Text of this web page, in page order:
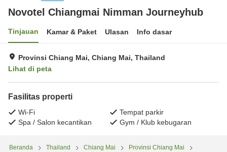
Novotel Chiangmai Nimman Journeyhub
Tinjauan Kamar & Paket Ulasan Info dasar
Provinsi Chiang Mai, Chiang Mai, Thailand
Lihat di peta
Fasilitas properti
Wi-Fi
Tempat parkir
Spa / Salon kecantikan
Gym / Klub kebugaran
Beranda Thailand Chiang Mai
Provinsi Chiang Mai